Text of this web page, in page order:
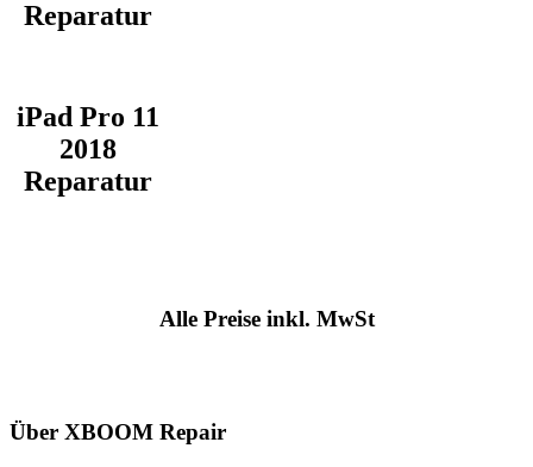
Reparatur
iPad Pro 11
2018
Reparatur
Alle Preise inkl. MwSt
Über XBOOM Repair